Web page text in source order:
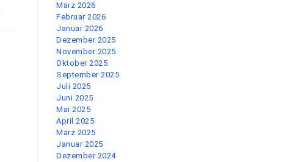
März 2026
Februar 2026
Januar 2026
Dezember 2025
November 2025
Oktober 2025
September 2025
Juli 2025
Juni 2025
Mai 2025
April 2025
März 2025
Januar 2025
Dezember 2024